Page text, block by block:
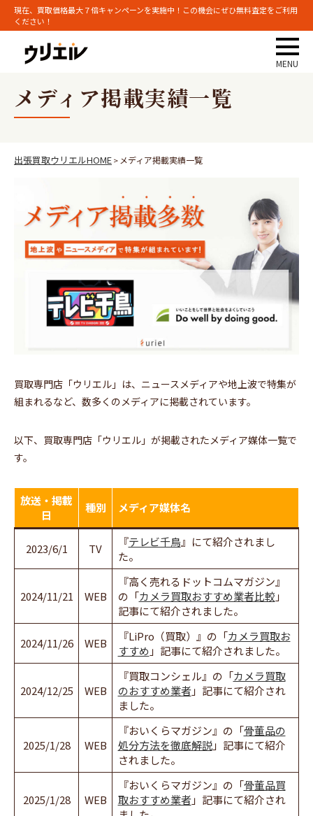
現在、買取価格最大７倍キャンペーンを実施中！この機会にぜひ無料査定をご利用
ください！
メディア掲載実績一覧
出張買取ウリエルHOME> メディア掲載実績一覧
買取専門店「ウリエル」は、ニュースメディアや地上波で特集が
組まれるなど、数多くのメディアに掲載されています。
以下、買取専門店「ウリエル」が掲載されたメディア媒体一覧で
す。
放送・掲載
日
種別 メディア媒体名
2023/6/1 TV 『テレビ千鳥』にて紹介されまし
た。
2024/11/21 WEB
『高く売れるドットコムマガジン』
の「カメラ買取おすすめ業者比較」
記事にて紹介されました。
2024/11/26 WEB 『LiPro（買取）』の「カメラ買取お
すすめ 」記事にて紹介されました。
2024/12/25 WEB
『買取コンシェル』の「カメラ買取
のおすすめ業者」記事にて紹介され
ました。
2025/1/28 WEB
『おいくらマガジン』の「骨董品の
処分方法を徹底解説」記事にて紹介
されました。
2025/1/28 WEB
『おいくらマガジン』の「骨董品買
取おすすめ業者」記事にて紹介され